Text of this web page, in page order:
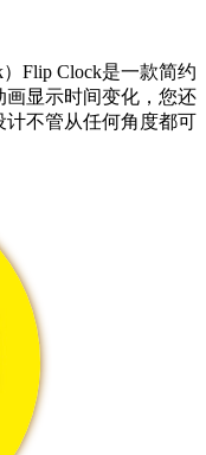
Flip Clock是一款简约
显示时间变化，您还
不管从任何角度都可